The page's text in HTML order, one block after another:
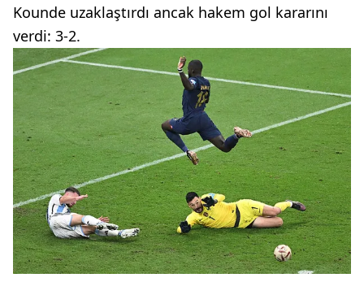
Kounde uzaklaştırdı ancak hakem gol kararını
verdi: 3-2.